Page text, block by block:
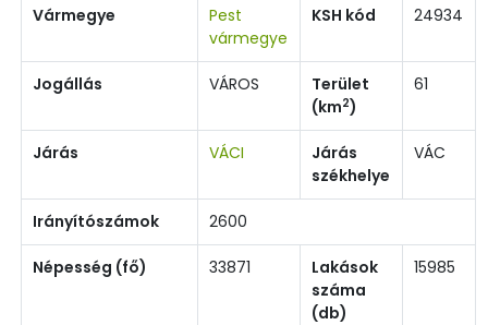
Vármegye
Pest
vármegye
KSH kód 24934
Jogállás VÁROS
Terület
(km2)
61
Járás VÁCI
Járás
székhelye
VÁC
Irányítószámok 2600
Népesség (fő) 33871
Lakások
száma
(db)
15985